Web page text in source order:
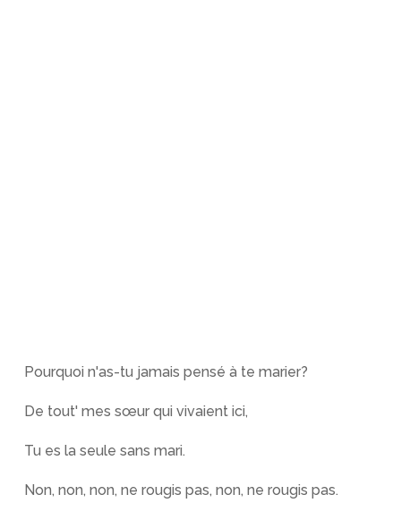
Pourquoi n'as-tu jamais pensé à te marier?
De tout' mes sœur qui vivaient ici,
Tu es la seule sans mari.
Non, non, non, ne rougis pas, non, ne rougis pas.